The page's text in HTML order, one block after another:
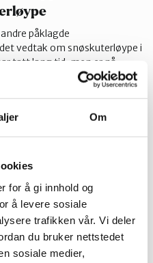
Om
for å gi innhold og
å levere sosiale
trafikken vår. Vi deler
du bruker nettstedet
sosiale medier,
påklagde
vedtak om snøskuterløype i
tatt lang tid, men er nå
fra Statsforvalteren er grundig
opp til kommunalt skjønn å
i loven må følges.
Nyheter 10.05.2022
fra kritisk
truet art
på rundt 300 voksne
i Norge nedjustert fra kritisk
Arbeidet frivillige gjør har
for denne utviklingen.